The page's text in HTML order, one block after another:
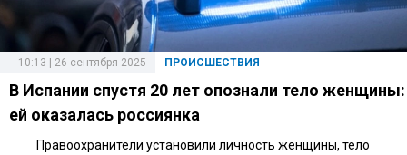
ПРОИСШЕСТВИЯ
10:13 | 26 сентября 2025
В Испании спустя 20 лет опознали тело женщины:
ей оказалась россиянка
Правоохранители установили личность женщины, тело